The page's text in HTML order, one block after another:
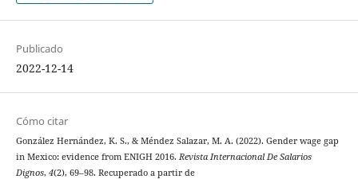
Publicado
2022-12-14
Cómo citar
González Hernández, K. S., & Méndez Salazar, M. A. (2022). Gender wage gap
in Mexico: evidence from ENIGH 2016. Revista Internacional De Salarios
Dignos, 4(2), 69–98. Recuperado a partir de